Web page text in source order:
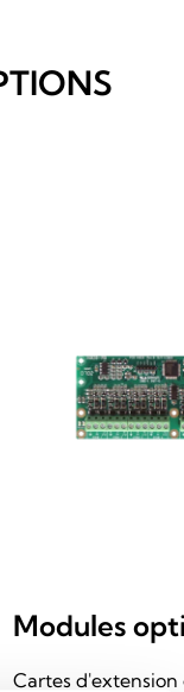
Modules
Cartes d'extension